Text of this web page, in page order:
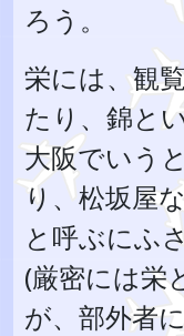
ろう。
栄には、観
たり、錦と
大阪でいう
り、松坂屋
と呼ぶにふ
(厳密には栄
が、部外者